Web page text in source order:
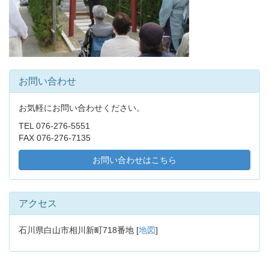
お問い合わせ
お気軽にお問い合わせください。
TEL 076-276-5551
FAX 076-276-7135
お問い合わせはこちら
アクセス
石川県白山市相川新町718番地 [地図]